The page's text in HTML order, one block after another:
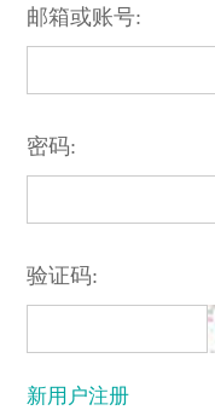
邮箱或账号:
密码:
验证码:
新用户注册